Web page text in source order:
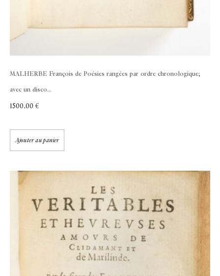
MALHERBE François de Poésies rangées par ordre chronologique;
avec un disco...
1500,00 €
Ajouter au panier